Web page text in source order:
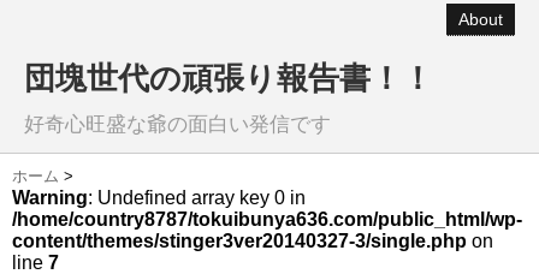
About
団塊世代の頑張り報告書！！
好奇心旺盛な爺の面白い発信です
ホーム >
Warning: Undefined array key 0 in
/home/country8787/tokuibunya636.com/public_html/wp-
content/themes/stinger3ver20140327-3/single.php on
line 7